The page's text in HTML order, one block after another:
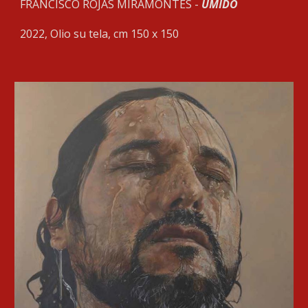
FRANCISCO ROJAS MIRAMONTES - UMIDO
2022,Olio su tela, cm 150 x 150